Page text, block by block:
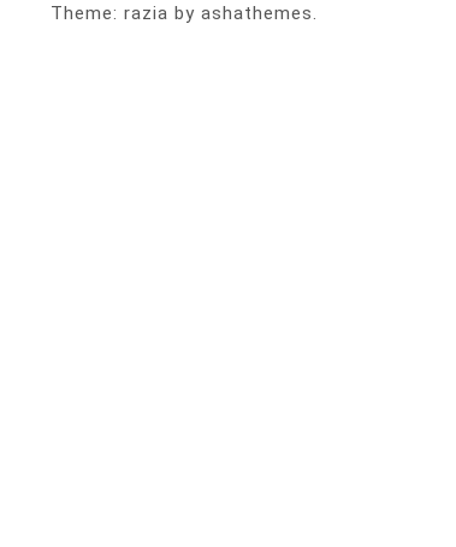
Theme: razia by ashathemes.